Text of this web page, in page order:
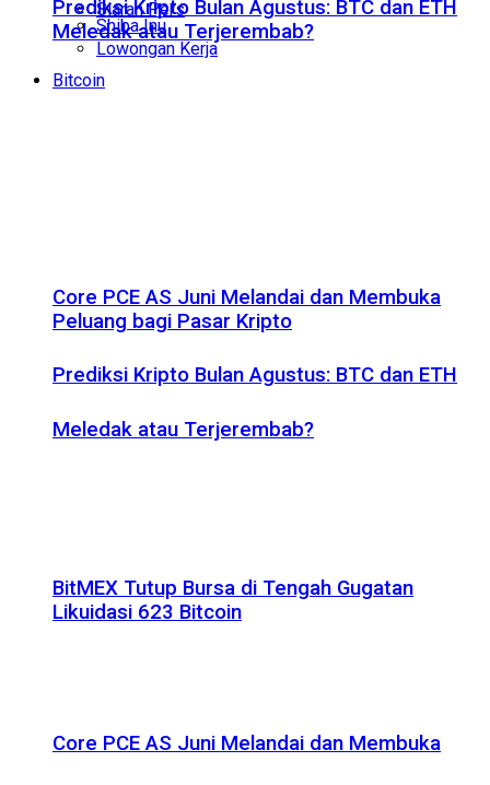
Siaran Pers
Lowongan Kerja
Shiba Inu
Bitcoin
Prediksi Kripto Bulan Agustus: BTC dan ETH
Meledak atau Terjerembab?
Core PCE AS Juni Melandai dan Membuka
Prediksi Kripto Bulan Agustus: BTC dan ETH
Meledak atau Terjerembab?
Core PCE AS Juni Melandai dan Membuka
Peluang bagi Pasar Kripto
BitMEX Tutup Bursa di Tengah Gugatan
Likuidasi 623 Bitcoin